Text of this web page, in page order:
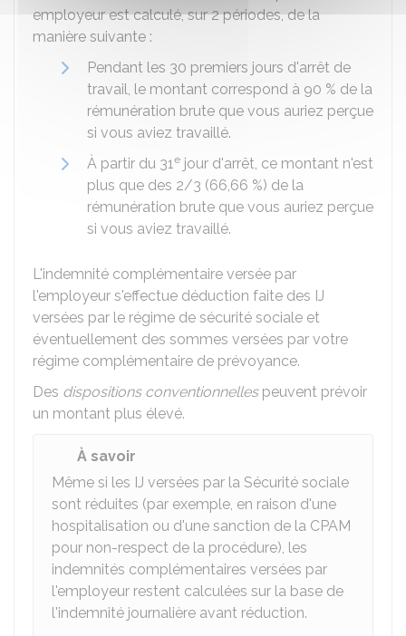
employeur est calculé, sur 2 périodes, de la
manière suivante :
Pendant les 30 premiers jours d'arrêt de
travail, le montant correspond à 90 % de la
rémunération brute que vous auriez perçue
si vous aviez travaillé.
À partir du 31e jour d'arrêt, ce montant n'est
plus que des 2/3 (66,66 %) de la
rémunération brute que vous auriez perçue
si vous aviez travaillé.
L'indemnité complémentaire versée par
l'employeur s'effectue déduction faite des IJ
versées par le régime de sécurité sociale et
éventuellement des sommes versées par votre
régime complémentaire de prévoyance.
Des dispositions conventionnellespeuvent prévoir
un montant plus élevé.
À savoir
Même si les IJ versées par la Sécurité sociale
sont réduites (par exemple, en raison d'une
hospitalisation ou d'une sanction de la CPAM
pour non-respect de la procédure), les
indemnités complémentaires versées par
l'employeur restent calculées sur la base de
l'indemnité journalière avant réduction.